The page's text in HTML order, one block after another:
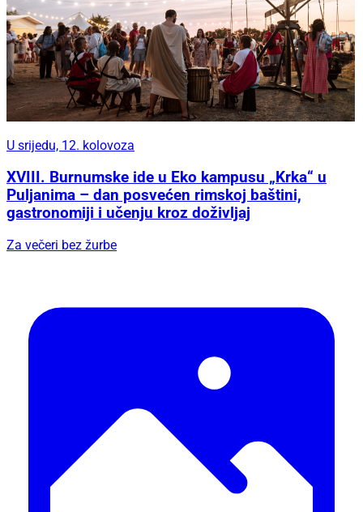
U srijedu, 12. kolovoza
XVIII. Burnumske ide u Eko kampusu „Krka“ u
Puljanima – dan posvećen rimskoj baštini,
gastronomiji i učenju kroz doživljaj
Za večeri bez žurbe